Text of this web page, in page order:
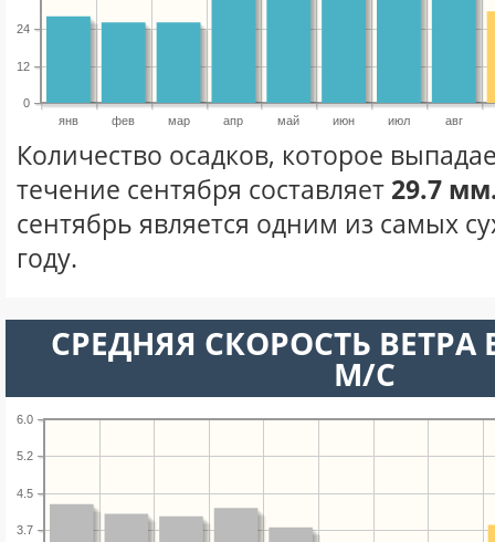
янв фев мар апр май июн июл авг
0
12
24
Количество осадков, которое
течение сентября составляет 29.7
сентябрь является одним из самых
году.
СРЕДНЯЯ СКОРОСТЬ ВЕТРА
М/С
3.7
4.5
5.2
6.0